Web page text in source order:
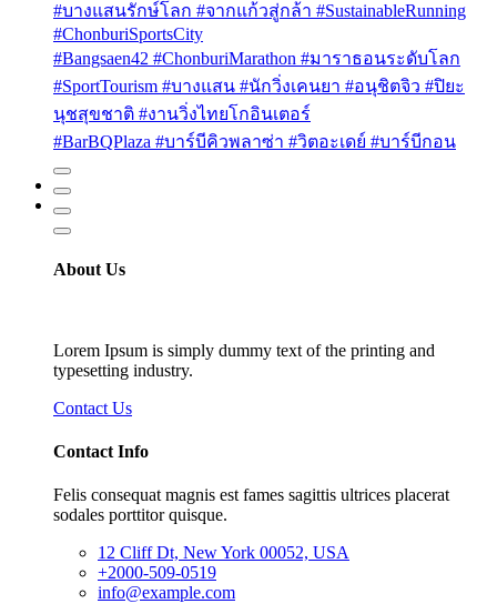
#บางแสนรักษ์โลก #จากแก้วสู่กล้า #SustainableRunning
#ChonburiSportsCity
#Bangsaen42 #ChonburiMarathon #มาราธอนระดับโลก
#SportTourism #บางแสน #นักวิ่งเคนยา #อนุชิตจิว #ปิยะ
นุชสุขชาติ #งานวิ่งไทยโกอินเตอร์
#BarBQPlaza #บาร์บีคิวพลาซ่า #วิตอะเดย์ #บาร์บีกอน
About Us
Lorem Ipsum is simply dummy text of the printing and
typesetting industry.
Contact Us
Contact Info
Felis consequat magnis est fames sagittis ultrices placerat
sodales porttitor quisque.
12 Cliff Dt, New York 00052, USA
+2000-509-0519
info@example.com